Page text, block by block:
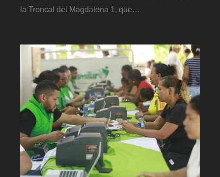
la Troncal del Magdalena 1, que…